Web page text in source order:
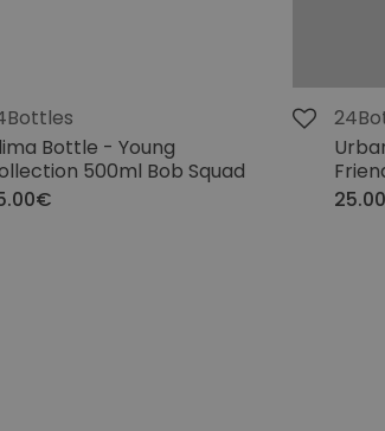
Bottle - Young
500ml Bob Squad